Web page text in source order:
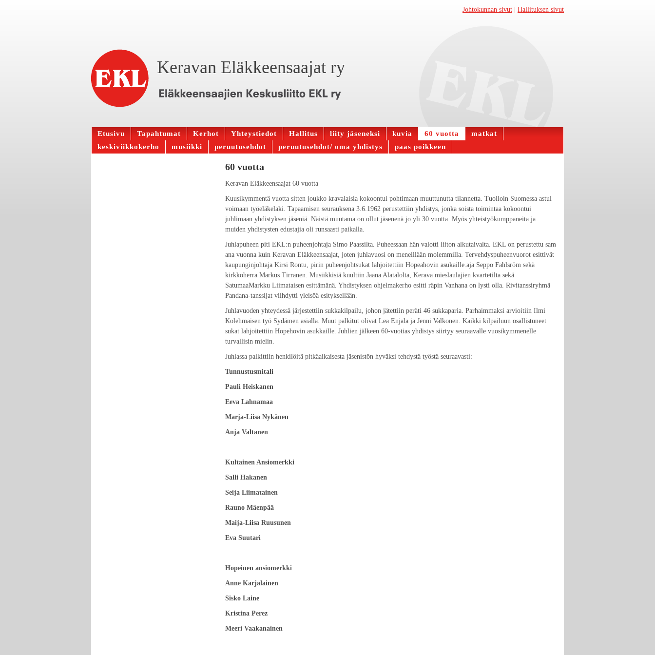
Johtokunnan sivut Hallituksen sivut
Keravan Eläkkeensaajat ry
Etusivu Tapahtumat Kerhot Yhteystiedot Hallitus liity jäseneksi kuvia 60 vuotta
matkat
keskiviikkokerho
musiikki peruutusehdot peruutusehdot/ oma yhdistys paas poikkeen
60 vuotta
Keravan Eläkkeensaajat 60 vuotta
Kuusikymmentä vuotta sitten joukko kravalaisia kokoontui pohtimaan muuttunutta tilannetta. Tuolloin Suomessa astui
voimaan työeläkelaki. Tapaamisen seurauksena 3.6.1962 perustettiin yhdistys, jonka soista toimintaa kokoontui
juhlimaan yhdistyksen jäseniä. Näistä muutama on ollut jäsenenä jo yli 30 vuotta. Myös yhteistyökumppaneita ja
muiden yhdistysten edustajia oli runsaasti paikalla.
Juhlapuheen piti EKL:n puheenjohtaja Simo Paassilta. Puheessaan hän valotti liiton alkutaivalta. EKL on perustettu sam
ana vuonna kuin Keravan Eläkkeensaajat, joten juhlavuosi on meneillään molemmilla. Tervehdyspuheenvuorot esittivät
kaupunginjohtaja Kirsi Rontu, pirin puheenjohtsukat lahjoitettiin Hopeahovin asukaille.aja Seppo Fahlsröm sekä
kirkkoherra Markus Tirranen. Musiikkisiä kuultiin Jaana Alatalolta, Kerava mieslaulajien kvartetilta sekä
SatumaaMarkku Liimataisen esittämänä. Yhdistyksen ohjelmakerho esitti räpin Vanhana on lysti olla. Rivitanssiryhmä
Pandana-tanssijat viihdytti yleisöä esityksellään.
Juhlavuoden yhteydessä järjestettiin sukkakilpailu, johon jätettiin peräti 46 sukkaparia. Parhaimmaksi arvioitiin Ilmi
Kolehmaisen työ Sydämen asialla. Muut palkitut olivat Lea Enjala ja Jenni Valkonen. Kaikki kilpailuun osallistuneet
sukat lahjoitettiin Hopehovin asukkaille. Juhlien jälkeen 60-vuotias yhdistys siirtyy seuraavalle vuosikymmenelle
turvallisin mielin.
Juhlassa palkittiin henkilöitä pitkäaikaisesta jäsenistön hyväksi tehdystä työstä seuraavasti:
Tunnustusmitali
Pauli Heiskanen
Eeva Lahnamaa
Marja-Liisa Nykänen
Anja Valtanen
Kultainen Ansiomerkki
Salli Hakanen
Seija Liimatainen
Rauno Mäenpää
Maija-Liisa Ruusunen
Eva Suutari
Hopeinen ansiomerkki
Anne Karjalainen
Sisko Laine
Kristina Perez
Meeri Vaakanainen